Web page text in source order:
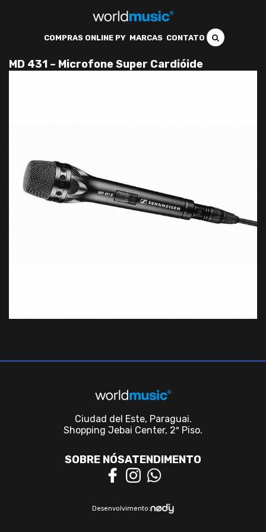
COMPRAS ONLINE PY MARCAS CONTATO
MD 431 – Microfone Super Cardióide
Ciudad del Este, Paraguai.
Shopping Jebai Center, 2º Piso.
SOBRE NÓSATENDIMENTO
Desenvolvimento: